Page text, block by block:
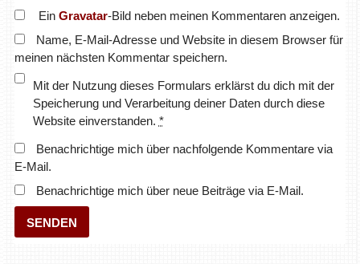
Ein Gravatar-Bild neben meinen Kommentaren anzeigen.
Name, E-Mail-Adresse und Website in diesem Browser für
meinen nächsten Kommentar speichern.
Mit der Nutzung dieses Formulars erklärst du dich mit der
Speicherung und Verarbeitung deiner Daten durch diese
Website einverstanden. *
Benachrichtige mich über nachfolgende Kommentare via
E-Mail.
Benachrichtige mich über neue Beiträge via E-Mail.